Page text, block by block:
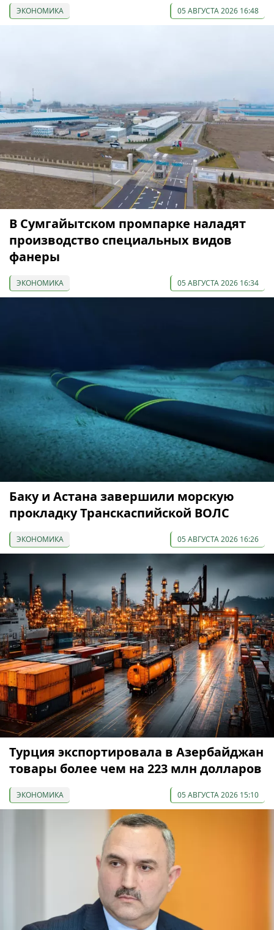
ЭКОНОМИКА 05 АВГУСТА 2026 16:48
В Сумгайытском промпарке наладят
производство специальных видов
фанеры
ЭКОНОМИКА 05 АВГУСТА 2026 16:34
Баку и Астана завершили морскую
прокладку Транскаспийской ВОЛС
ЭКОНОМИКА 05 АВГУСТА 2026 16:26
Турция экспортировала в Азербайджан
товары более чем на 223 млн долларов
ЭКОНОМИКА 05 АВГУСТА 2026 15:10